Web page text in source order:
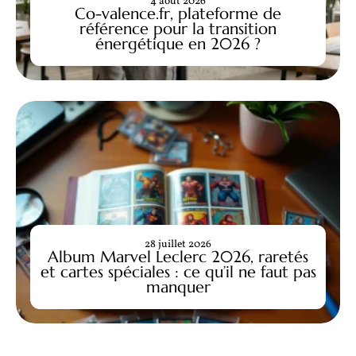
Co-valence.fr, plateforme de
référence pour la transition
énergétique en 2026 ?
Album Marvel Leclerc 2026, raretés
et cartes spéciales : ce qu’il ne faut pas
manquer
28 juillet 2026